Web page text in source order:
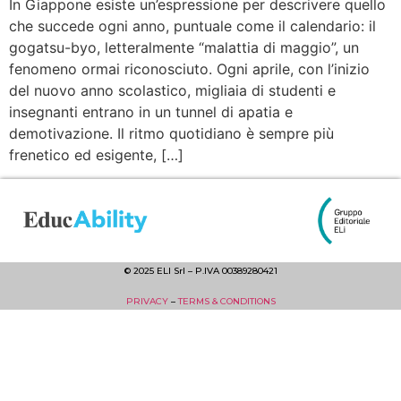
In Giappone esiste un’espressione per descrivere quello
che succede ogni anno, puntuale come il calendario: il
gogatsu-byo, letteralmente “malattia di maggio”, un
fenomeno ormai riconosciuto. Ogni aprile, con l’inizio
del nuovo anno scolastico, migliaia di studenti e
insegnanti entrano in un tunnel di apatia e
demotivazione. Il ritmo quotidiano è sempre più
frenetico ed esigente, […]
© 2025 ELI Srl – P.IVA 00389280421
PRIVACY–TERMS & CONDITIONS